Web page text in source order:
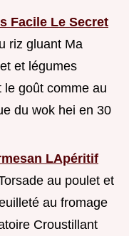
Facile Le Secret
riz gluant Ma
et légumes
goût comme au
du wok hei en 30
LApéritif
au poulet et
au fromage
Croustillant